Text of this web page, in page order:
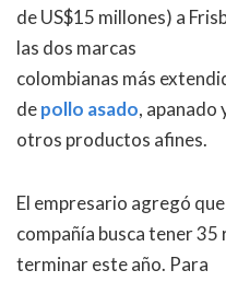
de US$15 millones) a
las dos marcas
colombianas más
depollo asado, apanado
otros productos afines.
El empresario agregó
compañía busca tener 35
terminar este año. Para